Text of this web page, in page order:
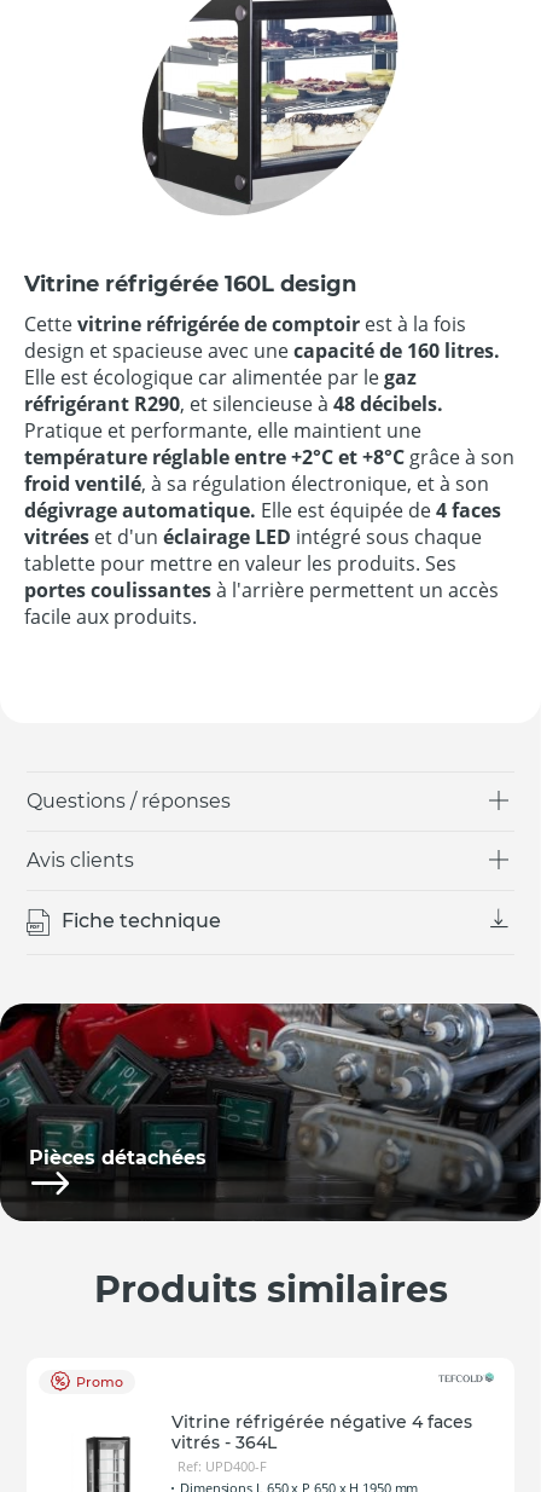
Questions / réponses
Avis clients
Fiche technique
Pièces détachées
Vitrine réfrigérée 160L design
Cettevitrine réfrigérée de comptoir est à la fois
design et spacieuse avec unecapacité de 160 litres.
Elle est écologique car alimentée par legaz
réfrigérant R290, et silencieuse à 48 décibels.
Pratique et performante, elle maintient une
température réglable entre +2°C et +8°C grâce à son
froid ventilé, à sa régulation électronique, et à son
dégivrage automatique. Elle est équipée de4 faces
vitrées et d'un éclairage LED intégré sous chaque
tablette pour mettre en valeur les produits. Ses
portes coulissantesà l'arrière permettent un accès
facile aux produits.
Produits similaires
Promo
Vitrine réfrigérée négative 4 faces
vitrés - 364L
Ref: UPD400-F
Dimensions L 650 x P 650 x H 1950 mm